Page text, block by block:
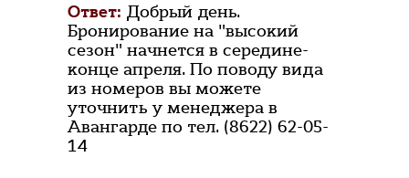
Ответ: Добрый день.
Бронирование на "высокий
сезон" начнется в середине-
конце апреля. По поводу вида
из номеров вы можете
уточнить у менеджера в
Авангарде по тел. (8622) 62-05-
14